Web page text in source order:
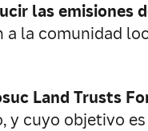
las emisiones
a la comunidad
Land Trusts
y cuyo objetivo